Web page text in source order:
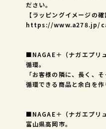
ださい。
【ラッピングイメージの確
https://www.a278.jp/
■NAGAE＋（ナガエプリ
循環。
「お客様の隣に、長く、そ
循環できる商品と余白を作
■NAGAE＋（ナガエプリ
富山県高岡市。